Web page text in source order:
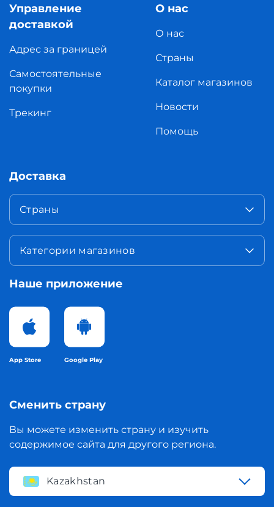
Управление
доставкой
Адрес за границей
Самостоятельные
покупки
Трекинг
О нас
О нас
Страны
Каталог магазинов
Новости
Помощь
Доставка
Страны
Категории магазинов
Наше приложение
App Store Google Play
Сменить страну
Вы можете изменить страну и изучить
содержимое сайта для другого региона.
Kazakhstan